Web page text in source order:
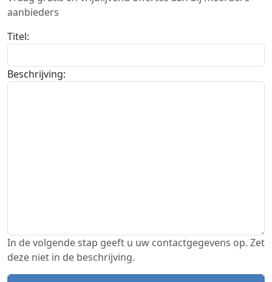
aanbieders
Titel:
Beschrijving:
In de volgende stap geeft u uw contactgegevens op. Zet
deze niet in de beschrijving.